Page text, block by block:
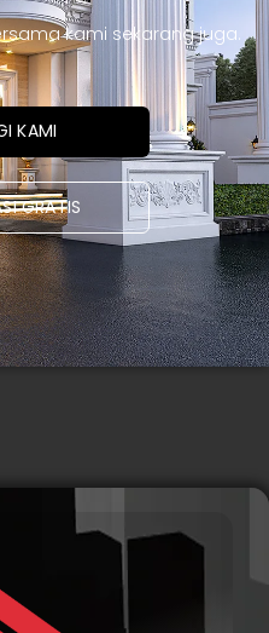
kami sekarang juga.
KAMI
GRATIS